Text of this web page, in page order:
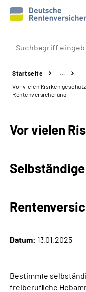
Prävention
Reha
Beratung & Kontakt
Experten
Suche
Language
Startseite
…
Vor vielen Risiken
Rentenversicherung
Vor vielen
Datum: 13.01.2025
Bestimmte
freiberufliche